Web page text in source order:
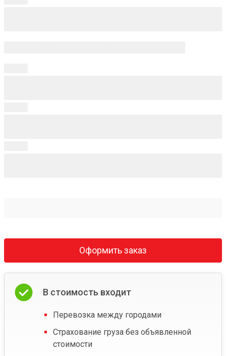
Оформить заказ
В стоимость входит
Перевозка между городами
Страхование груза без объявленной
стоимости